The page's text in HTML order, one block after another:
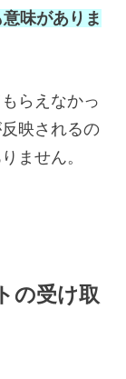
味がありま
らえなかっ
映されるの
ません。
の受け取